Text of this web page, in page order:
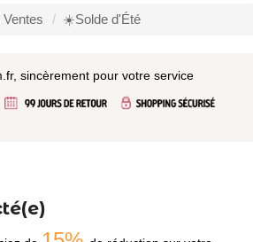
☀️Solde d'Été
sincèrement pour votre service